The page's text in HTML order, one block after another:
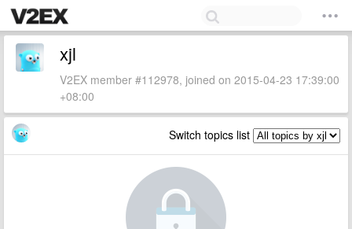
xjl
V2EX member #112978, joined on 2015-04-23 17:39:00
+08:00
Switch topics list